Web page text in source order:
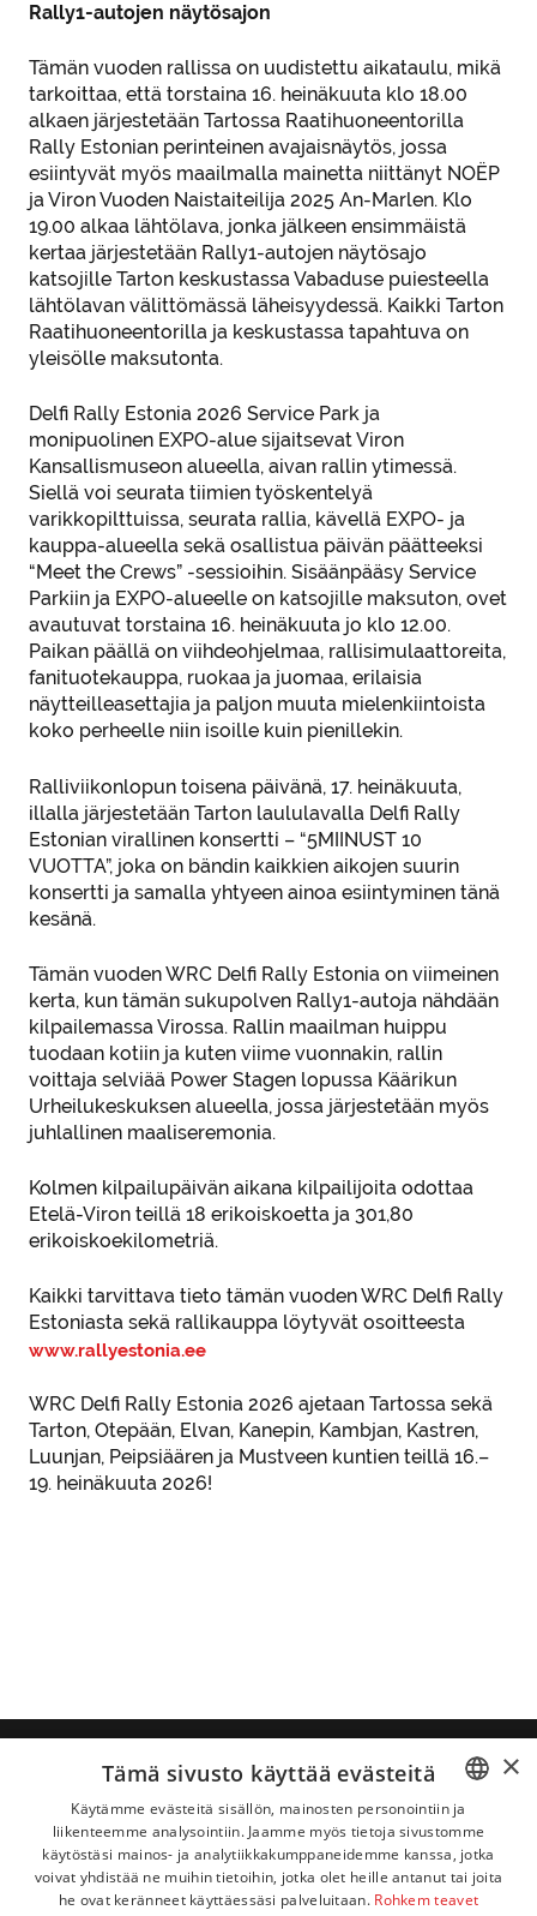
Rally1-autojen näytösajon
Tämän vuoden rallissa on uudistettu aikataulu, mikä
tarkoittaa, että torstaina 16. heinäkuuta klo 18.00
alkaen järjestetään Tartossa Raatihuoneentorilla
Rally Estonian perinteinen avajaisnäytös, jossa
esiintyvät myös maailmalla mainetta niittänyt NOËP
ja Viron Vuoden Naistaiteilija 2025 An-Marlen. Klo
19.00 alkaa lähtölava, jonka jälkeen ensimmäistä
kertaa järjestetään Rally1-autojen näytösajo
katsojille Tarton keskustassa Vabaduse puiesteella
lähtölavan välittömässä läheisyydessä. Kaikki Tarton
Raatihuoneentorilla ja keskustassa tapahtuva on
yleisölle maksutonta.
Delfi Rally Estonia 2026 Service Park ja
monipuolinen EXPO-alue sijaitsevat Viron
Kansallismuseon alueella, aivan rallin ytimessä.
Siellä voi seurata tiimien työskentelyä
varikkopilttuissa, seurata rallia, kävellä EXPO- ja
kauppa-alueella sekä osallistua päivän päätteeksi
“Meet the Crews” -sessioihin. Sisäänpääsy Service
Parkiin ja EXPO-alueelle on katsojille maksuton, ovet
avautuvat torstaina 16. heinäkuuta jo klo 12.00.
Paikan päällä on viihdeohjelmaa, rallisimulaattoreita,
fanituotekauppa, ruokaa ja juomaa, erilaisia
näytteilleasettajia ja paljon muuta mielenkiintoista
koko perheelle niin isoille kuin pienillekin.
Ralliviikonlopun toisena päivänä, 17. heinäkuuta,
illalla järjestetään Tarton laululavalla Delfi Rally
Estonian virallinen konsertti – “5MIINUST 10
VUOTTA”, joka on bändin kaikkien aikojen suurin
konsertti ja samalla yhtyeen ainoa esiintyminen tänä
kesänä.
Tämän vuoden WRC Delfi Rally Estonia on viimeinen
kerta, kun tämän sukupolven Rally1-autoja nähdään
kilpailemassa Virossa. Rallin maailman huippu
tuodaan kotiin ja kuten viime vuonnakin, rallin
voittaja selviää Power Stagen lopussa Käärikun
Urheilukeskuksen alueella, jossa järjestetään myös
juhlallinen maaliseremonia.
Kolmen kilpailupäivän aikana kilpailijoita odottaa
Etelä-Viron teillä 18 erikoiskoetta ja 301,80
erikoiskoekilometriä.
Kaikki tarvittava tieto tämän vuoden WRC Delfi Rally
Estoniasta sekä rallikauppa löytyvät osoitteesta
www.rallyestonia.ee
WRC Delfi Rally Estonia 2026 ajetaan Tartossa sekä
Tarton, Otepään, Elvan, Kanepin, Kambjan, Kastren,
Luunjan, Peipsiäären ja Mustveen kuntien teillä 16.–
19. heinäkuuta 2026!
1, Peetri alevik, Rae vald, 75312 Harjumaa,
Yhteystiedot|Tietosuojatiedot|
Käytös- ja turvallisuussäännöt|
Lipunmyynnin järjestelyt ja yleiset ehdot
ESTONIAN
ENGLISH
×
Tämä sivusto käyttää evästeitä
Käytämme evästeitä sisällön, mainosten personointiin ja
liikenteemme analysointiin. Jaamme myös tietoja sivustomme
käytöstäsi mainos- ja analytiikkakumppaneidemme kanssa, jotka
voivat yhdistää ne muihin tietoihin, jotka olet heille antanut tai joita
he ovat keränneet käyttäessäsi palveluitaan. Rohkem teavet